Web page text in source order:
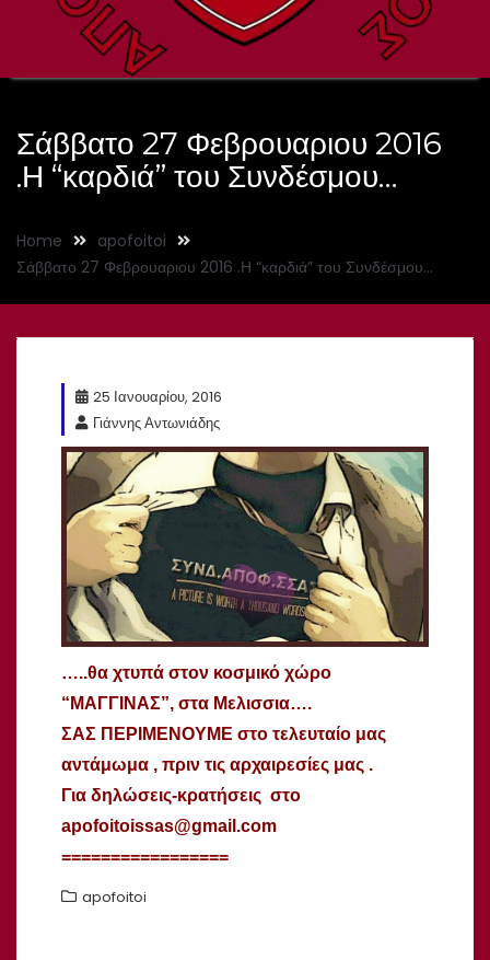
Σάββατο 27 Φεβρουαριου 2016
.Η “καρδιά” του Συνδέσμου…
Home
apofoitoi
Σάββατο 27 Φεβρουαριου 2016 .Η “καρδιά” του Συνδέσμου…
25 Ιανουαρίου, 2016
Γιάννης Αντωνιάδης
…..θα χτυπά στον κοσμικό χώρο
“ΜΑΓΓΙΝΑΣ”, στα Μελισσια….
ΣΑΣ ΠΕΡΙΜΕΝΟΥΜΕ στο τελευταίο μας
αντάμωμα , πριν τις αρχαιρεσίες μας .
Για δηλώσεις-κρατήσεις στο
apofoitoissas@gmail.com
=================
apofoitoi